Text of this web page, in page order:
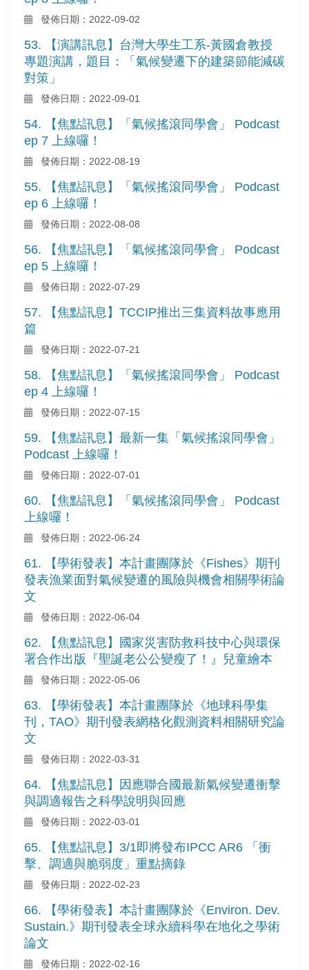
發佈日期：2022-09-02
53. 【演講訊息】台灣大學生工系-黃國倉教授
專題演講，題目：「氣候變遷下的建築節能減碳
對策」
發佈日期：2022-09-01
54. 【焦點訊息】「氣候搖滾同學會」 Podcast
ep 7 上線囉！
發佈日期：2022-08-19
55. 【焦點訊息】「氣候搖滾同學會」 Podcast
ep 6 上線囉！
發佈日期：2022-08-08
56. 【焦點訊息】「氣候搖滾同學會」 Podcast
ep 5 上線囉！
發佈日期：2022-07-29
57. 【焦點訊息】TCCIP推出三集資料故事應用
篇
發佈日期：2022-07-21
58. 【焦點訊息】「氣候搖滾同學會」 Podcast
ep 4 上線囉！
發佈日期：2022-07-15
59. 【焦點訊息】最新一集「氣候搖滾同學會」
Podcast 上線囉！
發佈日期：2022-07-01
60. 【焦點訊息】「氣候搖滾同學會」 Podcast
上線囉！
發佈日期：2022-06-24
61. 【學術發表】本計畫團隊於《Fishes》期刊
發表漁業面對氣候變遷的風險與機會相關學術論
文
發佈日期：2022-06-04
62. 【焦點訊息】國家災害防救科技中心與環保
署合作出版『聖誕老公公變瘦了！』兒童繪本
發佈日期：2022-05-06
63. 【學術發表】本計畫團隊於《地球科學集
刊，TAO》期刊發表網格化觀測資料相關研究論
文
發佈日期：2022-03-31
64. 【焦點訊息】因應聯合國最新氣候變遷衝擊
與調適報告之科學說明與回應
發佈日期：2022-03-01
65. 【焦點訊息】3/1即將發布IPCC AR6 「衝
擊、調適與脆弱度」重點摘錄
發佈日期：2022-02-23
66. 【學術發表】本計畫團隊於《Environ. Dev.
Sustain.》期刊發表全球永續科學在地化之學術
論文
發佈日期：2022-02-16